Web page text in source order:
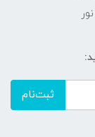
ثبت‌نام